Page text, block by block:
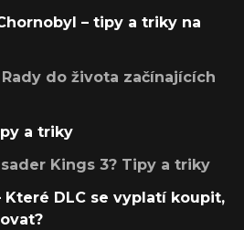
– tipy a triky na
do života začínajících
a triky
Kings 3? Tipy a triky
Které DLC se vyplatí koupit,